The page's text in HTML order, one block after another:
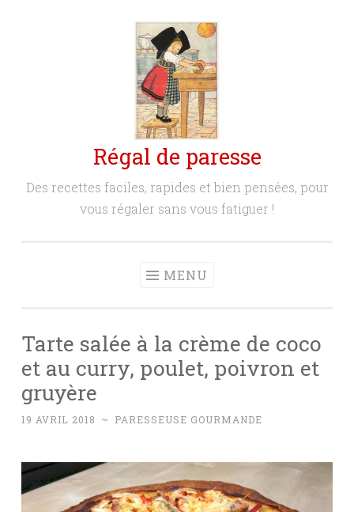
Régal de paresse
Des recettes faciles, rapides et bien pensées, pour
vous régaler sans vous fatiguer !
MENU
Tarte salée à la crème de coco
et au curry, poulet, poivron et
gruyère
19 AVRIL 2018 ~ PARESSEUSE GOURMANDE